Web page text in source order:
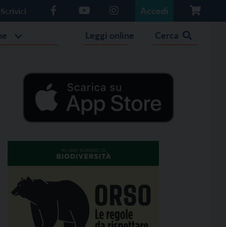
Scrivici Accedi
Leggi online Cerca